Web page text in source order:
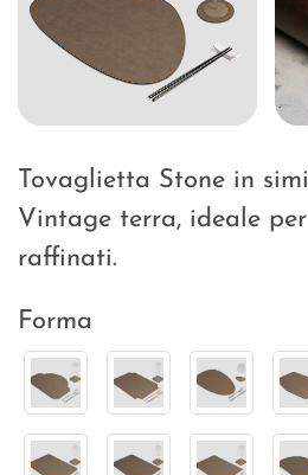
Tovaglietta Stone in
Vintage terra, ideale
raffinati.
Forma